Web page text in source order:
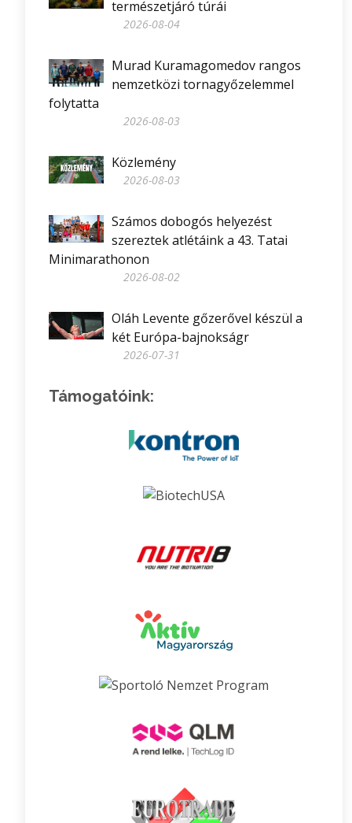
természetjáró túrái
2026-08-04
Murad Kuramagomedov rangos
nemzetközi tornagyőzelemmel
folytatta
2026-08-03
Közlemény
2026-08-03
Számos dobogós helyezést
szereztek atlétáink a 43. Tatai
Minimarathonon
2026-08-02
Oláh Levente gőzerővel készül a
két Európa-bajnokságr
2026-07-31
Támogatóink: